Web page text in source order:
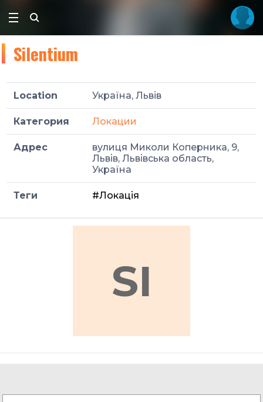
Silentium
Location Україна, Львів
Категория Локации
Адрес
вулиця Миколи Коперника, 9,
Львів, Львівська область,
Україна
Теги #Локація
SI